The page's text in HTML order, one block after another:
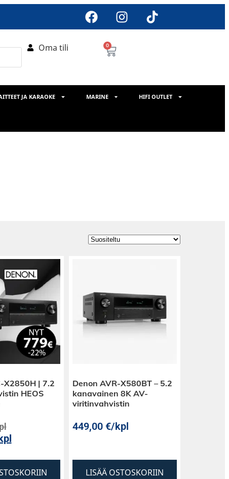
Oma tili 0
JA KARAOKE MARINE HIFI OUTLET
X2850H | 7.2
HEOS
Denon AVR-X580BT – 5.2
kanavainen 8K AV-
viritinvahvistin
449,00 €/kpl
LISÄÄ OSTOSKORIIN